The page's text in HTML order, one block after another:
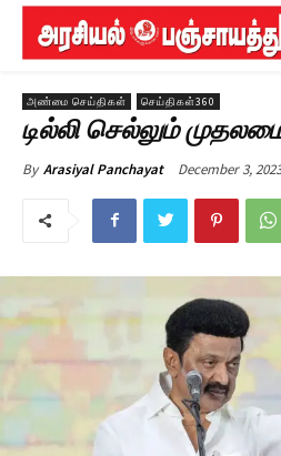
அண்மை செய்திகள் செய்திகள்360
டில்லி செல்லும்
By Arasiyal Panchayat December 3, 2023